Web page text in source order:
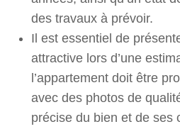
des travaux à prévoir.
Il est essentiel de
attractive lors d’une
l’appartement doit être
avec des photos de
précise du bien et de ses